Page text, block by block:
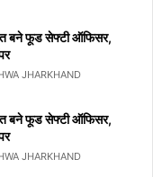
बने फूड सेफ्टी ऑफिसर,
JHARKHAND
बने फूड सेफ्टी ऑफिसर,
JHARKHAND